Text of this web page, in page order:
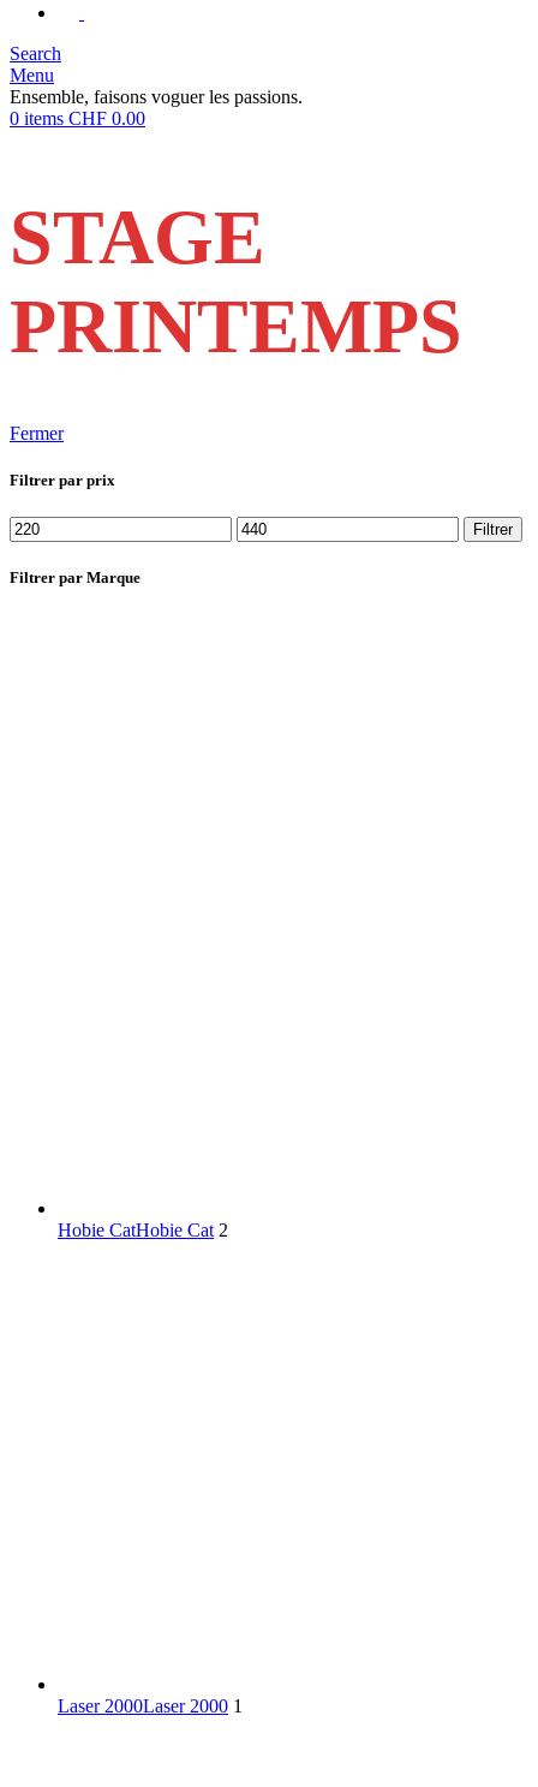
Search
Menu
Ensemble, faisons voguer les passions.
0 items CHF 0.00
STAGE
PRINTEMPS
Fermer
Filtrer par prix
Prix
min
Prix
max
Filtrer
Filtrer par Marque
Hobie CatHobie Cat 2
Laser 2000Laser 2000 1